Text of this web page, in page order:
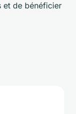
et de bénéficier